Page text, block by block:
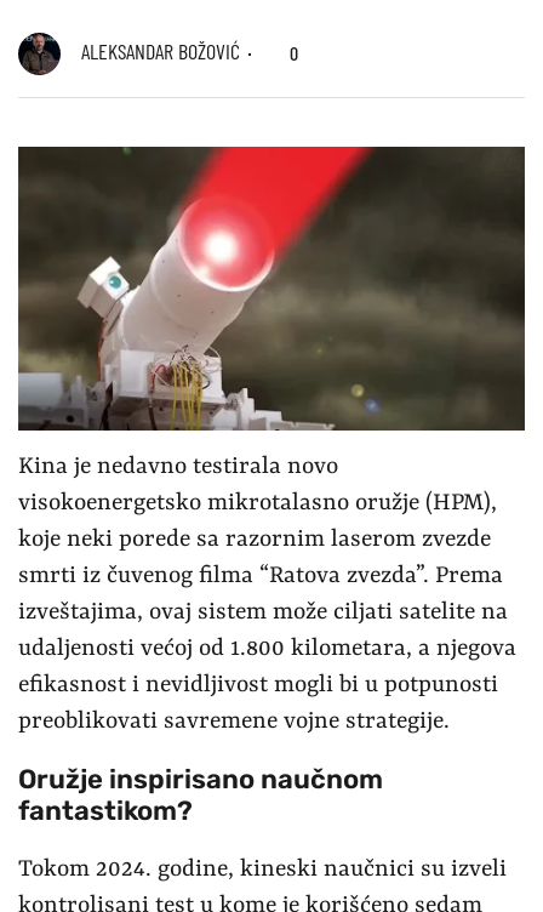
ALEKSANDAR BOŽOVIĆ 0
Kina je nedavno testirala novo
visokoenergetsko mikrotalasno oružje (HPM),
koje neki porede sa razornim laserom zvezde
smrti iz čuvenog filma “Ratova zvezda”. Prema
izveštajima, ovaj sistem može ciljati satelite na
udaljenosti većoj od 1.800 kilometara, a njegova
efikasnost i nevidljivost mogli bi u potpunosti
preoblikovati savremene vojne strategije.
Oružje inspirisano naučnom
fantastikom?
Tokom 2024. godine, kineski naučnici su izveli
kontrolisani test u kome je korišćeno sedam